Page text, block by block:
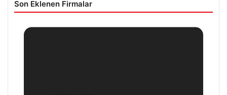
Son Eklenen Firmalar